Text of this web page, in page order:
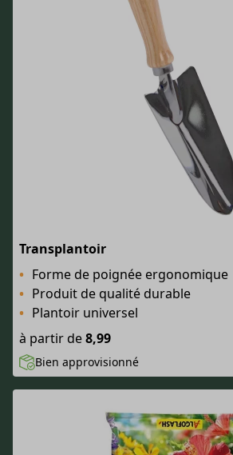
Transplantoir
Forme de poignée ergonomique
Produit de qualité durable
Plantoir universel
à partir de8,99
Bien approvisionné